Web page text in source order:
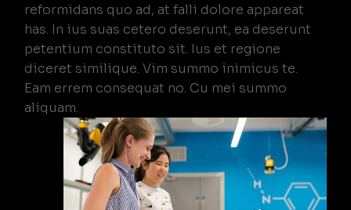
reformidans quo ad, at falli dolore appareat
has. In ius suas cetero deserunt, ea deserunt
petentium constituto sit. Ius et regione
diceret similique. Vim summo inimicus te.
Eam errem consequat no. Cu mei summo
aliquam.